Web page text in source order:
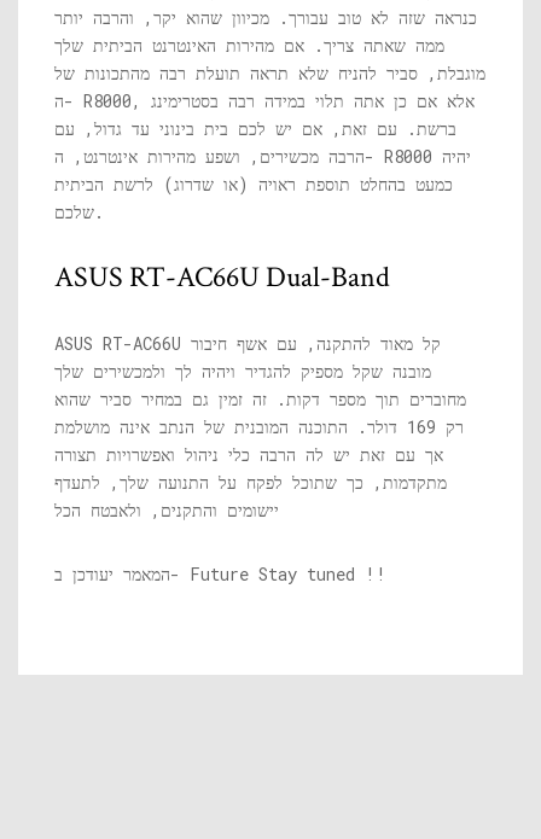
כנראה שזה לא טוב עבורך. מכיוון שהוא יקר, והרבה יותר
ממה שאתה צריך. אם מהירות האינטרנט הביתית שלך
מוגבלת, סביר להניח שלא תראה תועלת רבה מהתכונות של
ה- R8000, אלא אם כן אתה תלוי במידה רבה בסטרימינג
ברשת. עם זאת, אם יש לכם בית בינוני עד גדול, עם
הרבה מכשירים, ושפע מהירות אינטרנט, ה- R8000 יהיה
כמעט בהחלט תוספת ראויה (או שדרוג) לרשת הביתית
שלכם.
ASUS RT-AC66U Dual-Band
ASUS RT-AC66U קל מאוד להתקנה, עם אשף חיבור
מובנה שקל מספיק להגדיר ויהיה לך ולמכשירים שלך
מחוברים תוך מספר דקות. זה זמין גם במחיר סביר שהוא
רק 169 דולר. התוכנה המובנית של הנתב אינה מושלמת
אך עם זאת יש לה הרבה כלי ניהול ואפשרויות תצורה
מתקדמות, כך שתוכל לפקח על התנועה שלך, לתעדף
יישומים והתקנים, ולאבטח הכל
המאמר יעודכן ב- Future Stay tuned !!